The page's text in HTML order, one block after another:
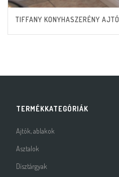
TIFFANY KONYHASZERÉNY AJTÓ
TERMÉKKATEGÓRIÁK
Ajtók, ablakok
Asztalok
Dísztárgyak